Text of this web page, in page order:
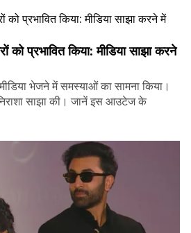
प्रभावित किया: मीडिया साझा करने
भेजने में समस्याओं का सामना किया।
साझा की। जानें इस आउटेज के